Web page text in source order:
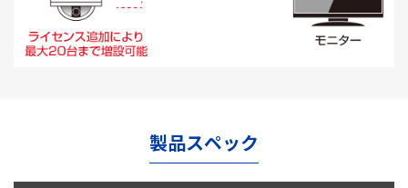
製品スペック